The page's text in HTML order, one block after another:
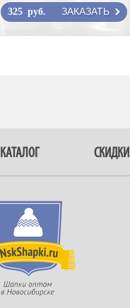
325 руб. ЗАКАЗАТЬ
КАТАЛОГ СКИДКИ